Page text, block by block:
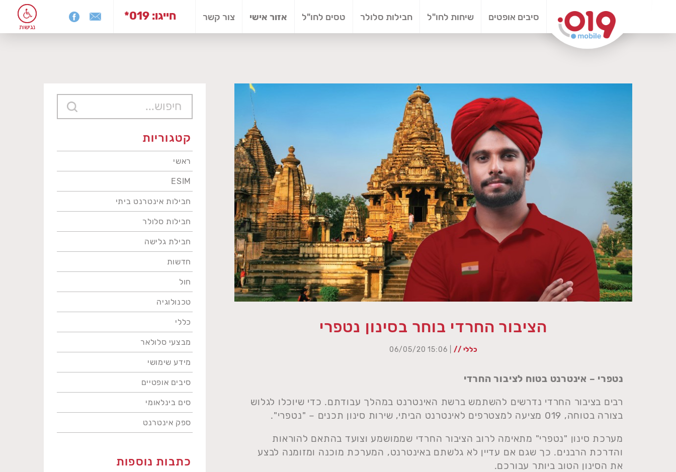
נגישות
נגישות
סיבים אופטים שיחות לחו"ל חבילות סלולר טסים לחו"ל אזור אישי צור קשר *019 :חייגו
הציבור החרדי בוחר בסינון נטפרי
כללי //| 15:06 06/05/20
נטפרי – אינטרנט בטוח לציבור החרדי
רבים בציבור החרדי נדרשים להשתמש ברשת האינטרנט במהלך עבודתם. כדי שיוכלו לגלוש
בצורה בטוחה, 019 מציעה למצטרפים לאינטרנט הביתי, שירות סינון תכנים – "נטפרי".
מערכת סינון "נטפרי" מתאימה לרוב הציבור החרדי שממושמע וצועד בהתאם להוראות
והדרכת הרבנים. כך שגם אם עדיין לא גלשתם באינטרנט, המערכת מוכנה ומזומנה לבצע
את הסינון הטוב ביותר עבורכם.
קטגוריות
ראשי
ESIM
חבילות אינטרנט ביתי
חבילות סלולר
חבילת גלישה
חדשות
חול
טכנולוגיה
כללי
מבצעי סלולאר
מידע שימושי
סיבים אופטיים
סים בינלאומי
ספק אינטרנט
כתבות נוספות